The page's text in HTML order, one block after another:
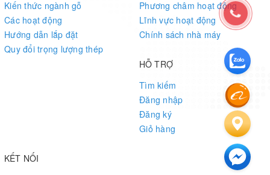
Kiến thức ngành gỗ
Các hoạt động
Hướng dẫn lắp đặt
Quy đổi trọng lượng thép
Phương châm hoạt động
Lĩnh vực hoạt động
Chính sách nhà máy
HỖ TRỢ
Tìm kiếm
Đăng nhập
Đăng ký
Giỏ hàng
KẾT NỐI